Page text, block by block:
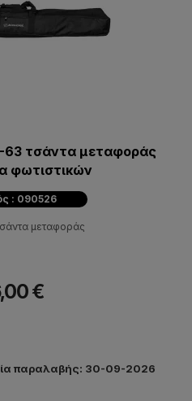
63 τσάντα μεταφοράς
φωτιστικών
: 090526
μεταφοράς
€
παραλαβής: 30-09-2026